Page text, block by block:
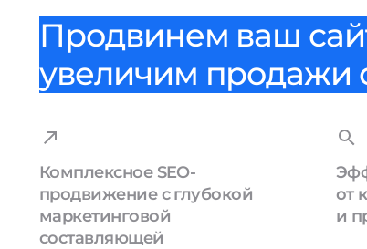
Продвинем ваш
увеличим продажи
Комплексное SEO-
продвижение с глубокой
маркетинговой
составляющей
от
и